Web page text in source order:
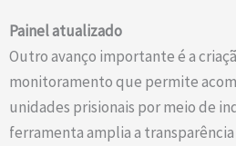
Painel atualizado
Outro avanço importante é a
monitoramento que permite
unidades prisionais por meio de
ferramenta amplia a